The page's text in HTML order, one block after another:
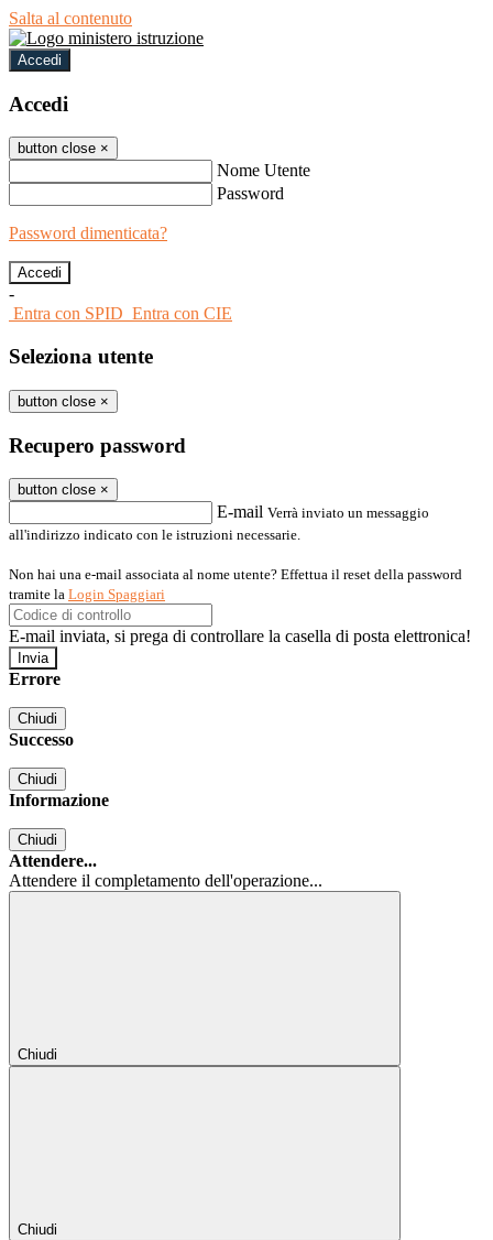
Salta al contenuto
Accedi
Accedi
button close ×
Nome Utente
Password
Password dimenticata?
-
Entra con SPID Entra con CIE
Seleziona utente
button close ×
Recupero password
button close ×
E-mail Verrà inviato un messaggio
all'indirizzo indicato con le istruzioni necessarie.
Non hai una e-mail associata al nome utente? Effettua il reset della password
tramite la Login Spaggiari
E-mail inviata, si prega di controllare la casella di posta elettronica!
Errore
Chiudi
Successo
Chiudi
Informazione
Chiudi
Attendere...
Attendere il completamento dell'operazione...
Chiudi
Chiudi